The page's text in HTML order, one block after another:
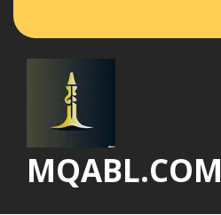
MQABL.COM